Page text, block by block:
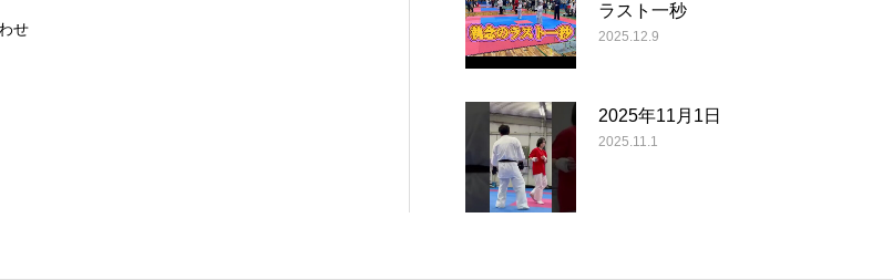
せ
ラスト一秒
2025.12.9
2025年11月1日
2025.11.1